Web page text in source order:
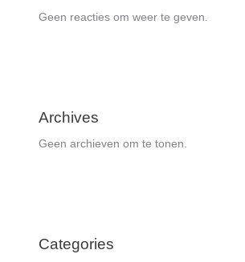
Geen reacties om weer te geven.
Archives
Geen archieven om te tonen.
Categories